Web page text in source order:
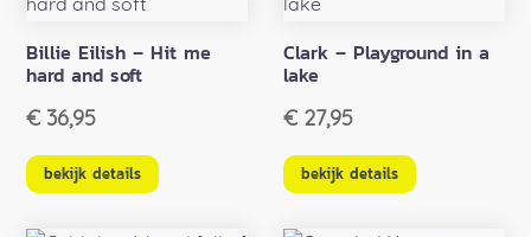
Billie Eilish – Hit me
hard and soft
€ 36,95
bekijk details
Clark – Playground in a
lake
€ 27,95
bekijk details